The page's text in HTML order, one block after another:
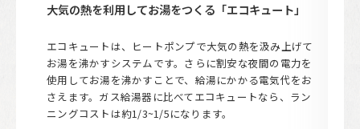
大気の熱を利用してお湯をつくる「エコキュート」
エコキュートは、ヒートポンプで大気の熱を汲み上げて
お湯を沸かすシステムです。さらに割安な夜間の電力を
使用してお湯を沸かすことで、給湯にかかる電気代をお
さえます。ガス給湯器に比べてエコキュートなら、ラン
ニングコストは約1/3~1/5になります。